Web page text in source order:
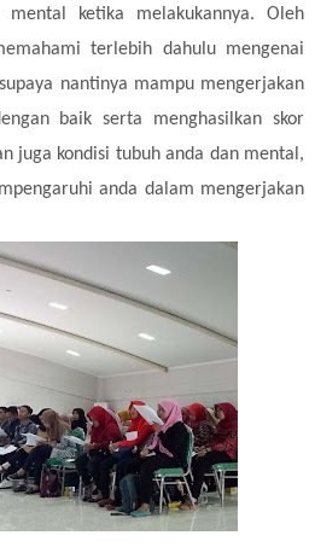
ketika melakukannya. Oleh
terlebih dahulu mengenai
supaya nantinya mampu mengerjakan
baik serta menghasilkan skor
juga kondisi tubuh anda dan mental,
anda dalam mengerjakan